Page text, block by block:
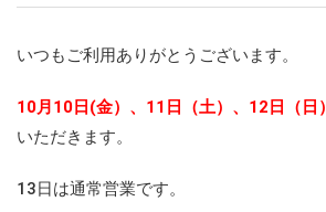
いつもご利用ありがとうございます。
10月10日(金）、11日（土）、12日（日）
いただきます。
13日は通常営業です。